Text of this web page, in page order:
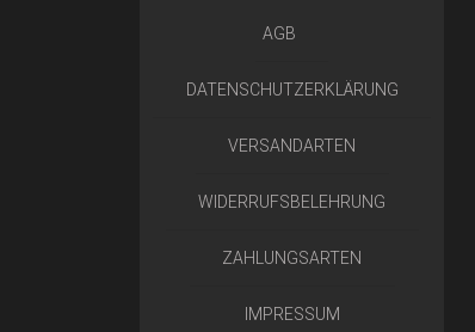
AGB
DATENSCHUTZERKLÄRUNG
VERSANDARTEN
WIDERRUFSBELEHRUNG
ZAHLUNGSARTEN
IMPRESSUM